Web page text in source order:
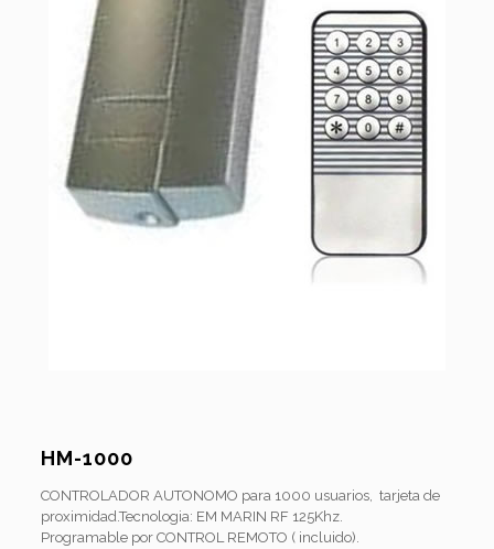
HM-1000
CONTROLADOR AUTONOMO para 1000 usuarios, tarjeta de
proximidad.Tecnologia: EM MARIN RF 125Khz.
Programable por CONTROL REMOTO ( incluido).